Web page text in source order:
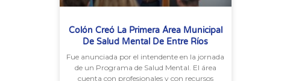
Colón Creó La Primera Área Municipal
De Salud Mental De Entre Ríos
Fue anunciada por el intendente en la jornada
de un Programa de Salud Mental. El área
cuenta con profesionales y con recursos